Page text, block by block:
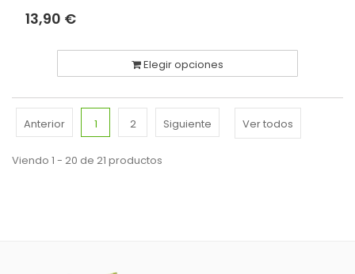
13,90 €
Elegir opciones
Ver todos
Anterior 1 2 Siguiente
Viendo 1 - 20 de 21 productos